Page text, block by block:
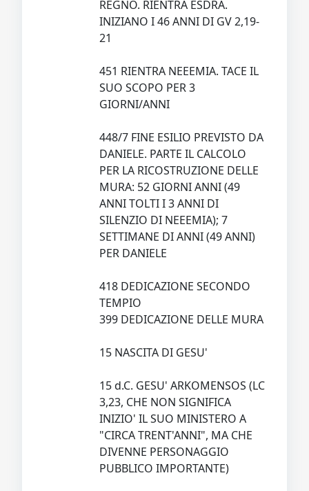
REGNO. RIENTRA ESDRA.
INIZIANO I 46 ANNI DI GV 2,19-
21
451 RIENTRA NEEEMIA. TACE IL
SUO SCOPO PER 3
GIORNI/ANNI
448/7 FINE ESILIO PREVISTO DA
DANIELE. PARTE IL CALCOLO
PER LA RICOSTRUZIONE DELLE
MURA: 52 GIORNI ANNI (49
ANNI TOLTI I 3 ANNI DI
SILENZIO DI NEEEMIA); 7
SETTIMANE DI ANNI (49 ANNI)
PER DANIELE
418 DEDICAZIONE SECONDO
TEMPIO
399 DEDICAZIONE DELLE MURA
15 NASCITA DI GESU'
15 d.C. GESU' ARKOMENSOS (LC
3,23, CHE NON SIGNIFICA
INIZIO' IL SUO MINISTERO A
"CIRCA TRENT'ANNI", MA CHE
DIVENNE PERSONAGGIO
PUBBLICO IMPORTANTE)